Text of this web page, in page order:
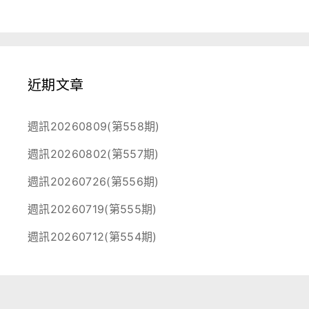
近期文章
週訊20260809(第558期)
週訊20260802(第557期)
週訊20260726(第556期)
週訊20260719(第555期)
週訊20260712(第554期)